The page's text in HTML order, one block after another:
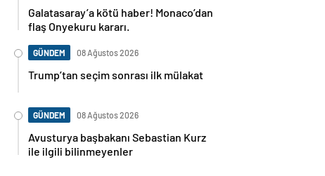
Galatasaray’a kötü haber! Monaco’dan
flaş Onyekuru kararı.
GÜNDEM 08 Ağustos 2026
Trump’tan seçim sonrası ilk mülakat
GÜNDEM 08 Ağustos 2026
Avusturya başbakanı Sebastian Kurz
ile ilgili bilinmeyenler